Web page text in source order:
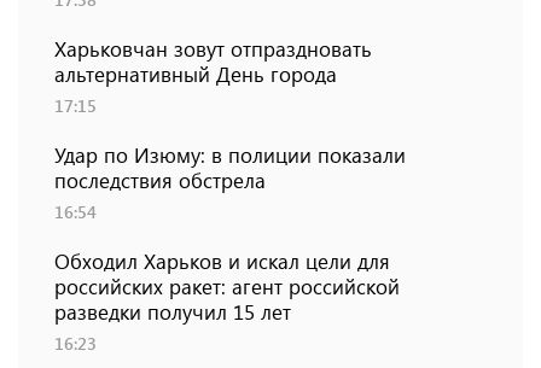
Харьковчан зовут отпраздновать
альтернативный День города
17:15
Удар по Изюму: в полиции показали
последствия обстрела
16:54
Обходил Харьков и искал цели для
российских ракет: агент российской
разведки получил 15 лет
16:23